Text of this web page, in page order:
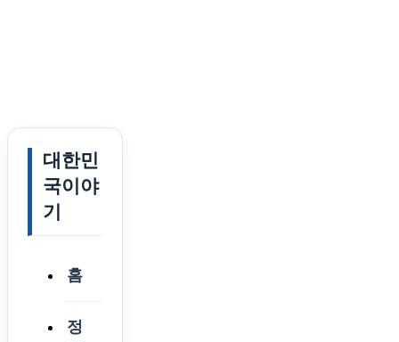
대한민
국이야
기
홈
정